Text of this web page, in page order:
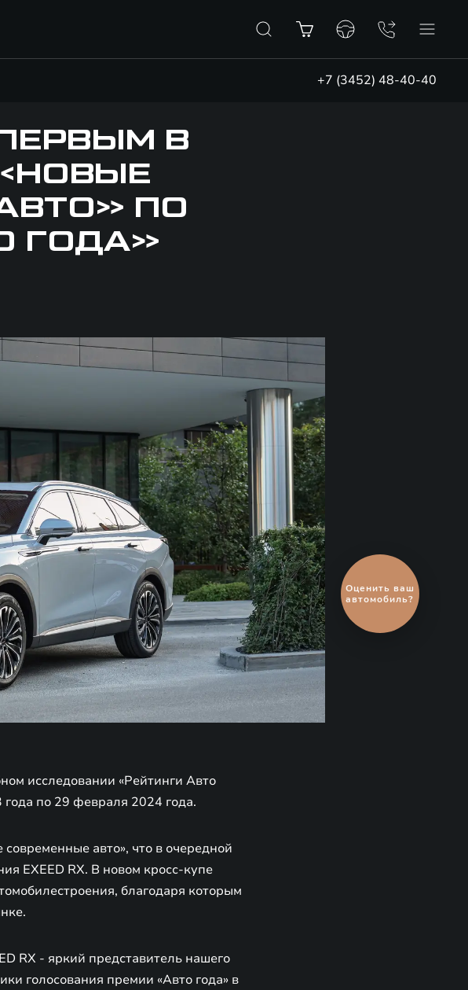
+7 (3452) 48-40-40
ПЕРВЫМ В
ПО
ГОДА»
исследовании «Рейтинги Авто
года по 29 февраля 2024 года.
авто», что в очередной
EXEED RX. В новом кросс-купе
благодаря которым
RX - яркий представитель нашего
голосования премии «Авто года» в
обмен
автомобиля